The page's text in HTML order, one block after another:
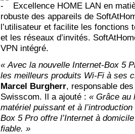
Excellence HOME LAN en
robuste des appareils de
l’utilisateur et facilite les fonctions
et les réseaux d’invités.
VPN intégré.
« Avec la nouvelle Internet-Box 5
les meilleurs produits Wi-Fi à ses
Marcel Burgherr, responsable
Swisscom. Il a ajouté : « Grâce au
matériel puissant et à
Box 5 Pro offre l’Internet à
fiable. »